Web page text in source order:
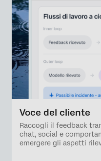
Voce del cliente
Raccogli il feedback
chat, social e
emergere gli aspetti